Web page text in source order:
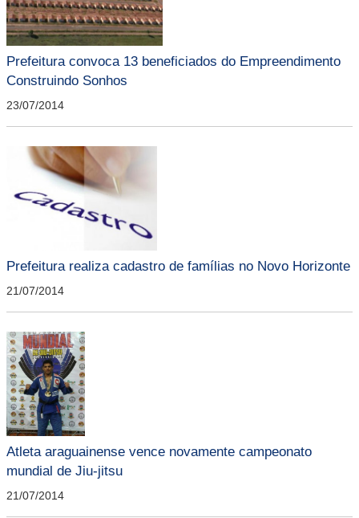
Prefeitura convoca 13 beneficiados do Empreendimento
Construindo Sonhos
23/07/2014
Prefeitura realiza cadastro de famílias no Novo Horizonte
21/07/2014
Atleta araguainense vence novamente campeonato
mundial de Jiu-jitsu
21/07/2014